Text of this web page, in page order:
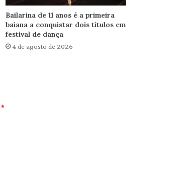
Bailarina de 11 anos é a primeira
baiana a conquistar dois títulos em
festival de dança
4 de agosto de 2026
*